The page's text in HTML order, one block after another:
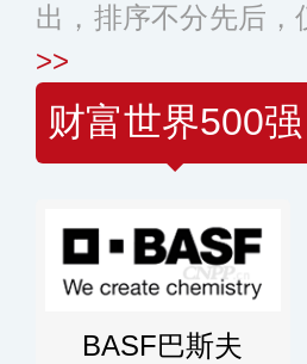
出，排序不分先后
>>
财富世界500强
BASF巴斯夫